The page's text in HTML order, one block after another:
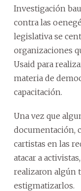
Investigación
contra las
legislativa se
organizaciones
Usaid para
materia de
capacitación.
Una vez que
documentación,
cartistas en las
atacar a
realizaron algún
estigmatizarlos.